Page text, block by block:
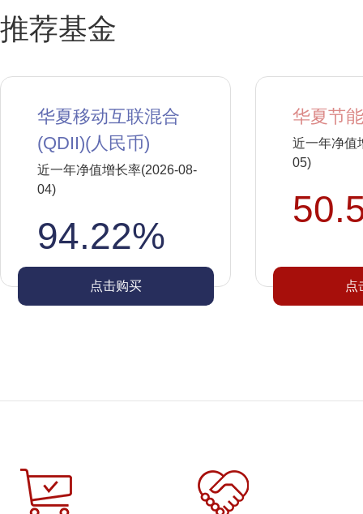
推荐基金
华夏移动互联混合
(QDII)(人民币)
近一年净值增长率(2026-08-
04)
94.22%
点击购买
华夏节
近一年净值
05)
点